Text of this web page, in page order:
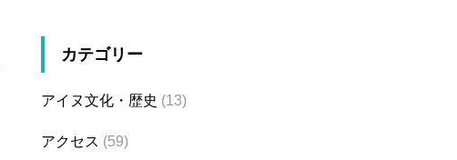
カテゴリー
アイヌ文化・歴史 (13)
アクセス (59)